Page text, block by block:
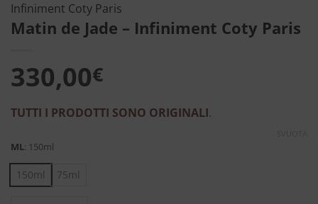
Infiniment Coty Paris
Matin de Jade – Infiniment Coty Paris
330,00€
TUTTI I PRODOTTI SONO ORIGINALI.
ML: 150ml
150ml 75ml